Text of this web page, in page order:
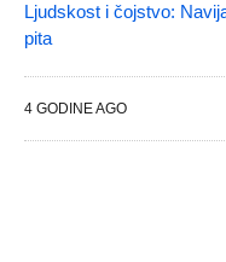
Ljudskost i čojstvo:
pita
4 GODINE AGO